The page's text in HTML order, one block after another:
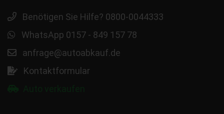
Benötigen Sie Hilfe? 0800-0044333
WhatsApp 0157 - 849 157 78
anfrage@autoabkauf.de
Kontaktformular